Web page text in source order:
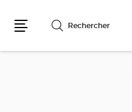
Rechercher